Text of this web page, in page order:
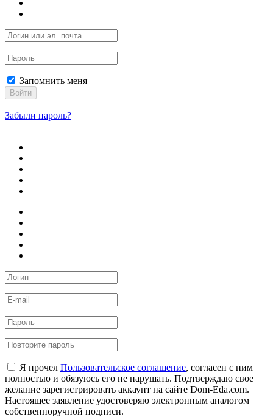
Запомнить меня
Войти
Забыли пароль?
Я прочел Пользовательское соглашение, согласен с ним
полностью и обязуюсь его не нарушать. Подтверждаю свое
желание зарегистрировать аккаунт на сайте Dom-Eda.com.
Настоящее заявление удостоверяю электронным аналогом
собственноручной подписи.